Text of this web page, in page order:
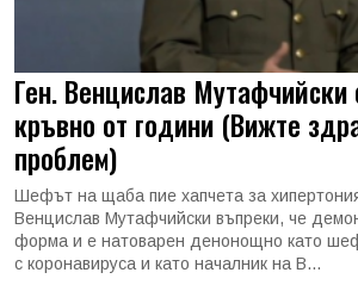
Ген. Венцислав Мутафчийски
кръвно от години (Вижте
проблем)
Шефът на щаба пие хапчета за
Венцислав Мутафчийски въпреки, че
форма и е натоварен денонощно като
с коронавируса и като началник на В...